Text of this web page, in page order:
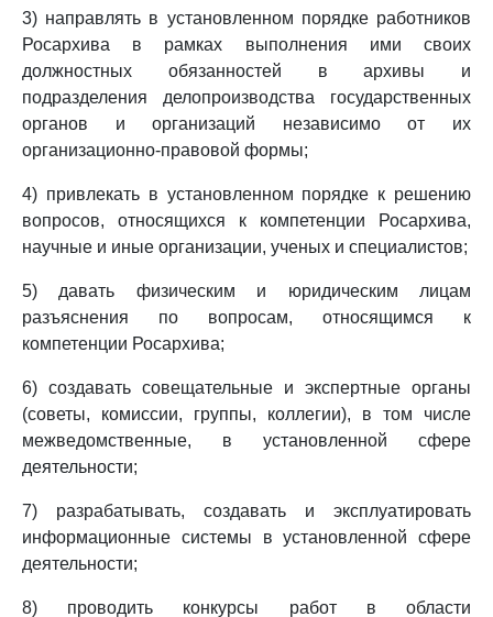
3) направлять в установленном порядке работников
Росархива в рамках выполнения ими своих
должностных обязанностей в архивы и
подразделения делопроизводства государственных
органов и организаций независимо от их
организационно-правовой формы;
4) привлекать в установленном порядке к решению
вопросов, относящихся к компетенции Росархива,
научные и иные организации, ученых и специалистов;
5) давать физическим и юридическим лицам
разъяснения по вопросам, относящимся к
компетенции Росархива;
6) создавать совещательные и экспертные органы
(советы, комиссии, группы, коллегии), в том числе
межведомственные, в установленной сфере
деятельности;
7) разрабатывать, создавать и эксплуатировать
информационные системы в установленной сфере
деятельности;
8) проводить конкурсы работ в области